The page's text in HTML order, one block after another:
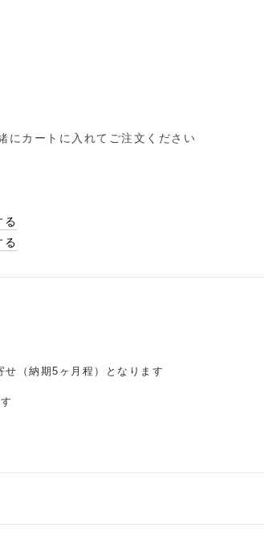
にカートに入れてご注文ください
る
る
（納期5ヶ月程）となります